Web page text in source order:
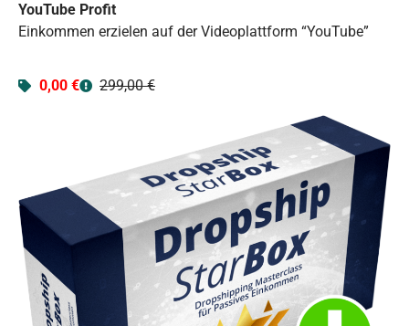
YouTube Profit
Einkommen erzielen auf der Videoplattform “YouTube”
0,00 € 299,00 €